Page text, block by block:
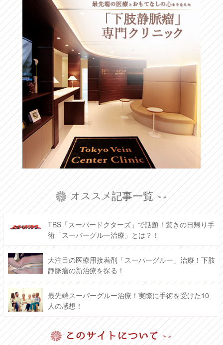
オススメ記事一覧
TBS「スーパードクターズ」で話題！驚きの日帰り手
術「スーパーグルー治療」とは？！
大注目の医療用接着剤「スーパーグルー」治療！下肢
静脈瘤の新治療を探る！
最先端スーパーグルー治療！実際に手術を受けた10
人の感想！
このサイトについて